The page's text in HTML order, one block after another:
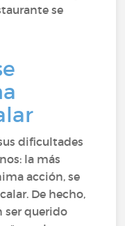
se
dificultades
la más
acción, se
De hecho,
ser querido